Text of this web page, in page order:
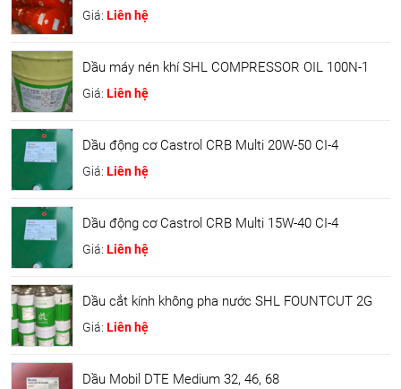
Giá: Liên hệ
Dầu máy nén khí SHL COMPRESSOR OIL 100N-1
Giá: Liên hệ
Dầu động cơ Castrol CRB Multi 20W-50 CI-4
Giá: Liên hệ
Dầu động cơ Castrol CRB Multi 15W-40 CI-4
Giá: Liên hệ
Dầu cắt kính không pha nước SHL FOUNTCUT 2G
Giá: Liên hệ
Dầu Mobil DTE Medium 32, 46, 68